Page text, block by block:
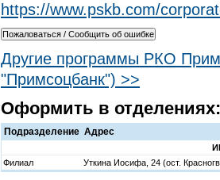
https://www.pskb.com/
Другие программы РКО
"Примсоцбанк") >>
Оформить в отделениях:
Подразделение Адрес
Филиал
Уткина Иосифа, 24 (ост.